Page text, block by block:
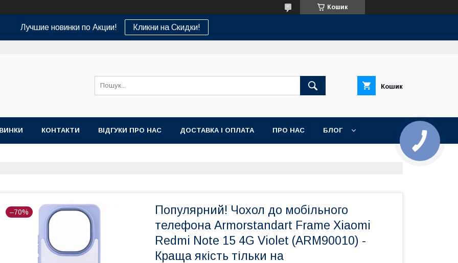
Кошик
Лучшие новинки по Акции! Кликни на Скидки!
Кошик
КОНТАКТИ ВІДГУКИ ПРО НАС ДОСТАВКА І ОПЛАТА ПРО НАС БЛОГ
–70%
Популярний! Чохол до мобільного
телефона Armorstandart Frame Xiaomi
Redmi Note 15 4G Violet (ARM90010) -
Краща якість тільки на